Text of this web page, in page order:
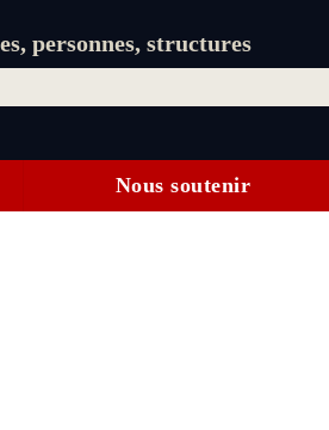
personnes, structures
Nous soutenir